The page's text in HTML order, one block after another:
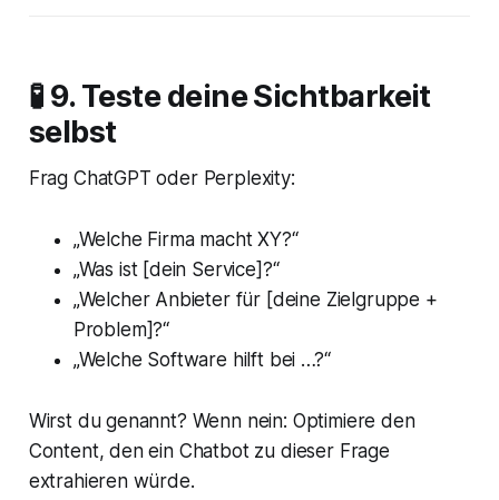
🧪 9. Teste deine Sichtbarkeit
selbst
Frag ChatGPT oder Perplexity:
„Welche Firma macht XY?“
„Was ist [dein Service]?“
„Welcher Anbieter für [deine Zielgruppe +
Problem]?“
„Welche Software hilft bei …?“
Wirst du genannt? Wenn nein: Optimiere den
Content, den ein Chatbot zu dieser Frage
extrahieren würde.